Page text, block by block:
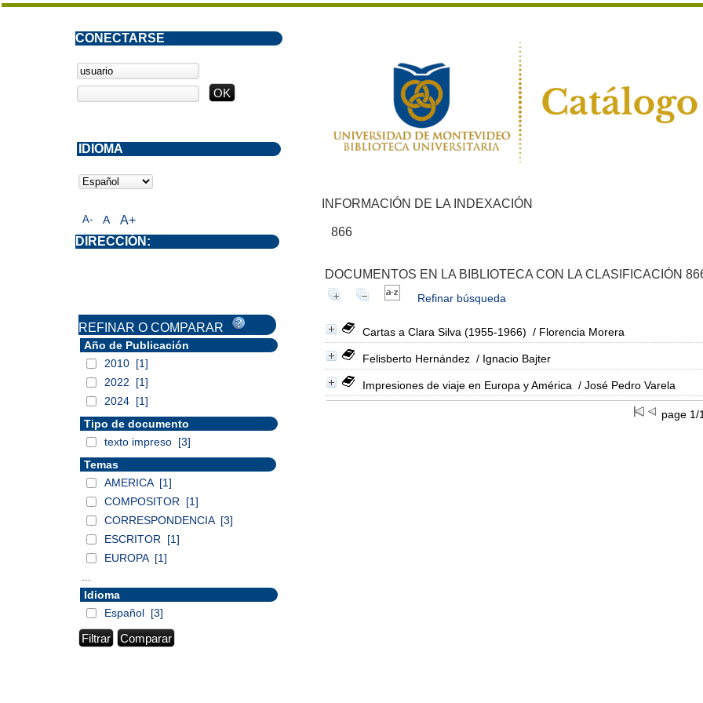
INFORMACIÓN DE LA INDEXACIÓN
866
DOCUMENTOS EN LA BIBLIOTECA CON LA CLASIFICACIÓN
Refinar búsqueda
Cartas a Clara Silva (1955-1966) / Florencia Morera
Felisberto Hernández / Ignacio Bajter
Impresiones de viaje en Europa y América / José Pedro Varela
page
A- A A+
CONECTARSE
DIRECCIÓN:
IDIOMA
REFINAR O COMPARAR
Año de Publicación
2010 [1]
2022
[1]
2024 [1]
Tipo de documento
texto impreso [3]
Temas
AMERICA [1]
COMPOSITOR
[1]
CORRESPONDENCIA [3]
ESCRITOR
[1]
EUROPA [1]
Idioma
Español [3]